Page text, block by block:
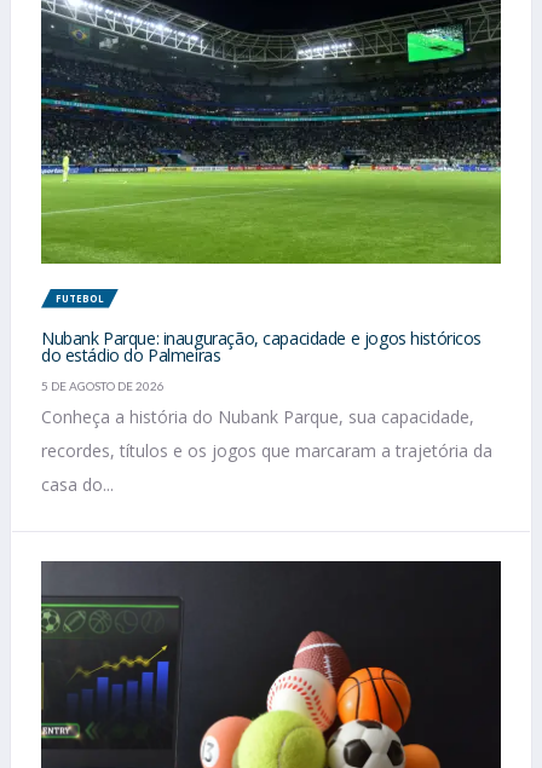
FUTEBOL
Nubank Parque: inauguração, capacidade e jogos históricos
do estádio do Palmeiras
5 DE AGOSTO DE 2026
Conheça a história do Nubank Parque, sua capacidade,
recordes, títulos e os jogos que marcaram a trajetória da
casa do...